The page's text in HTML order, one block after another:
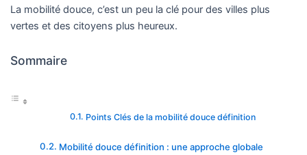
La mobilité douce, c’est un peu la clé pour des villes plus
vertes et des citoyens plus heureux.
Sommaire
Points Clés de la mobilité douce définition
Mobilité douce définition : une approche globale